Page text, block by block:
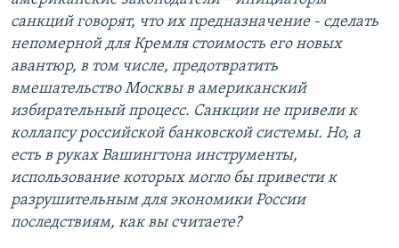
санкций говорят, что их предназначение - сделать
непомерной для Кремля стоимость его новых
авантюр, в том числе, предотвратить
вмешательство Москвы в американский
избирательный процесс. Санкции не привели к
коллапсу российской банковской системы. Но, а
есть в руках Вашингтона инструменты,
использование которых могло бы привести к
разрушительным для экономики России
последствиям, как вы считаете?